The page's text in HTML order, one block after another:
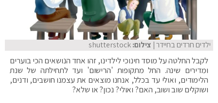
ילדים חרדים בחיידר| צילום:shutterstock
לקבל החלטה על מוסד חינוכי לילדינו, זהו אחד הנושאים הכי בוערים
ומדירים שינה. החל מתקופות 'הרישום' ועד לתחילתה של שנת
הלימודים, ואולי עד בכלל, אנחנו מוצאים את עצמנו חושבים, ודנים,
ושוקלים שוב ושוב, האם? ואולי? נכון? או שלא?